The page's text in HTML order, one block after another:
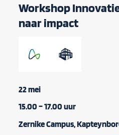
Workshop
naar impact
22 mei
15.00 – 17.00 uur
Zernike Campus,